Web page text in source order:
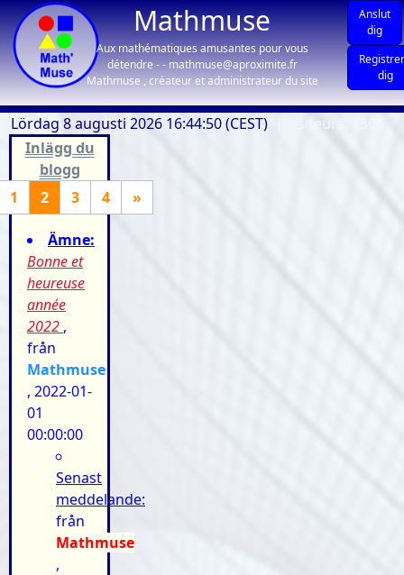
Mathmuse
Aux mathématiques amusantes pour vous
détendre - - mathmuse@aproximite.fr
Mathmuse , créateur et administrateur du site
Anslut
dig
dig
Lördag 8 augusti 2026 16:44:50 (CEST)
| visiteurs: 1306
Inlägg du
blogg
1
2 3 4 »
Ämne:
Bonne et
heureuse
année
2022 ,
från
Mathmuse
, 2022-01-
01
00:00:00
Senast
meddelande:
från
Mathmuse
,